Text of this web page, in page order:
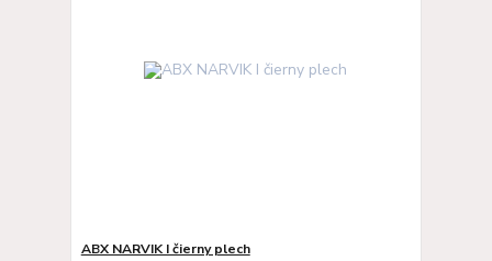
ABX NARVIK I čierny plech